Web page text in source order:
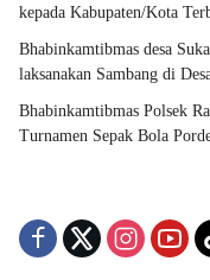
kepada Kabupaten/Kota
Bhabinkamtibmas desa
laksanakan Sambang di
Bhabinkamtibmas Polsek
Turnamen Sepak Bola